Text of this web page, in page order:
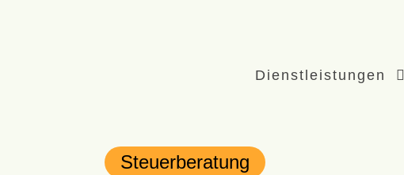
Dienstleistungen
Steuerberatung